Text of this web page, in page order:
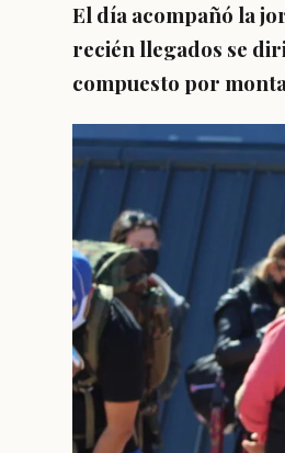
El día acompañó la
recién llegados se
compuesto por